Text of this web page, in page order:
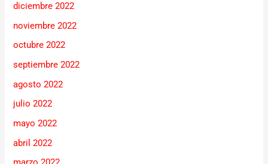
diciembre 2022
noviembre 2022
octubre 2022
septiembre 2022
agosto 2022
julio 2022
mayo 2022
abril 2022